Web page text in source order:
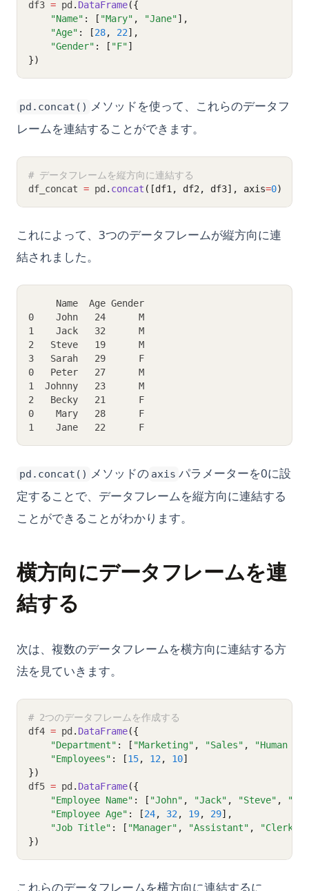
df3 = pd . DataFrame({
"Name" : [ "Mary" , "Jane"],
"Age" : [28, 22],
"Gender" : [ "F"]
})
pd.concat() メソッドを使って、これらのデータフ
レームを連結することができます。
# データフレームを縦方向に連結する
df_concat = pd . concat ([df1, df2, df3], axis=0)
これによって、3つのデータフレームが縦方向に連
結されました。
     Name  Age Gender
0    John   24      M
1    Jack   32      M
2   Steve   19      M
3   Sarah   29      F
0   Peter   27      M
1  Johnny   23      M
2   Becky   21      F
0    Mary   28      F
1    Jane   22      F
pd.concat() メソッドの axis パラメーターを0に設
定することで、データフレームを縦方向に連結する
ことができることがわかります。
横方向にデータフレームを連
結する
次は、複数のデータフレームを横方向に連結する方
法を見ていきます。
# 2つのデータフレームを作成する
df4 = pd . DataFrame({
"Department" : [ "Marketing" , "Sales" ,
"Human
"Employees" : [15, 12 , 10]
})
df5 = pd . DataFrame({
"Employee Name" : [ "John" , "Jack" , "Steve" ,
"Employee Age" : [24, 32 , 19, 29],
"Job Title" : [ "Manager" , "Assistant" , "Clerk"
})
これらのデータフレームを横方向に連結するに